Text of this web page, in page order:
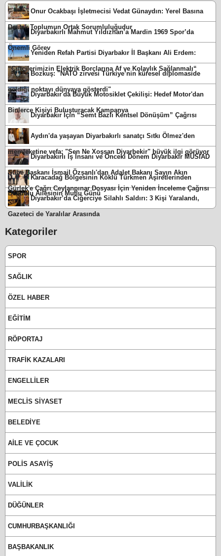
Onur Ocakbaşı İşletmecisi Vedat Günaydın: Yerel Basına
Destek Toplumun Ortak Sorumluluğudur
Diyarbakırlı Mahmut Yıldızhan’a Mardin 1969 Spor’da
Önemli Görev
Yeniden Refah Partisi Diyarbakır İl Başkanı Ali Erdem:
“Çiftçilerimizin Elektrik Borçlarına Af ve Kolaylık Sağlanmalı“
Bozkuş: "NATO zirvesi Türkiye’nin küresel diplomaside
geldiği noktayı dünyaya gösterdi"
Diyarbakır'da Büyük Motosiklet Çekilişi: Hedef Motor'dan
Binlerce Kişiyi Buluşturacak Kampanya
Diyarbakır İçin “Semt Bazlı Kentsel Dönüşüm” Çağrısı
Aydın'da yaşayan Diyarbakırlı sanatçı Sıtkı Ölmez'den
memleketine vefa: "Sen Ne Xoşsan Diyarbekir" büyük ilgi görüyor
Diyarbakırlı İş İnsanı ve Önceki Dönem Diyarbakır MÜSİAD
Şube Başkanı İsmail Özşanlı'dan Adalet Bakanı Sayın Akın
Gürlek'e Çağrı Ceylanpınar Dosyası İçin Yeniden İnceleme Çağrısı
Karacadağ Bölgesinin Köklü Türkmen Aşiretlerinden
Delidolu Ailesinin Mutlu Günü
Diyarbakır’da Ciğerciye Silahlı Saldırı: 3 Kişi Yaralandı,
Gazeteci de Yaralılar Arasında
Kategoriler
SPOR
SAĞLIK
ÖZEL HABER
EĞİTİM
RÖPORTAJ
TRAFİK KAZALARI
ENGELLİLER
MECLİS SİYASET
BELEDİYE
AİLE VE ÇOCUK
POLİS ASAYİŞ
VALİLİK
DÜĞÜNLER
CUMHURBAŞKANLIĞI
BAŞBAKANLIK